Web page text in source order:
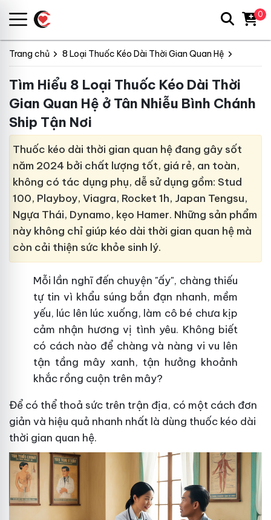
Trang chủ 8 Loại Thuốc Kéo Dài Thời Gian Quan Hệ
Tìm Hiểu 8 Loại Thuốc Kéo Dài Thời
Gian Quan Hệ ở Tân Nhiễu Bình Chánh
Ship Tận Nơi
Thuốc kéo dài thời gian quan hệ đang gây sốt
năm 2024 bởi chất lượng tốt, giá rẻ, an toàn,
không có tác dụng phụ, dễ sử dụng gồm: Stud
100, Playboy, Viagra, Rocket 1h, Japan Tengsu,
Ngựa Thái, Dynamo, kẹo Hamer. Những sản phẩm
này không chỉ giúp kéo dài thời gian quan hệ mà
còn cải thiện sức khỏe sinh lý.
Mỗi lần nghĩ đến chuyện "ấy", chàng thiếu
tự tin vì khẩu súng bắn đạn nhanh, mềm
yếu, lúc lên lúc xuống, làm cô bé chưa kịp
cảm nhận hương vị tình yêu. Không biết
có cách nào để chàng và nàng vi vu lên
tận tầng mây xanh, tận hưởng khoảnh
khắc rồng cuộn trên mây?
Để có thể thoả sức trên trận địa, có một cách đơn
giản và hiệu quả nhanh nhất là dùng thuốc kéo dài
thời gian quan hệ.
0